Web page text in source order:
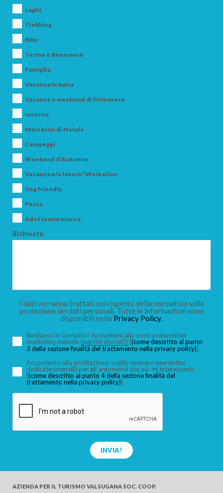
ADULTI
CERCA
Laghi
Trekking
Bike
Terme e Benessere
Famiglia
Vacanza in baita
Vacanze e weekend di Primavera
Inverno
Mercatini di Natale
Campeggi
Weekend d'Autunno
Vacanza e/o lavoro? Workation
Dog friendly
Pesca
Adotta una mucca
Richiesta
I dati verranno trattati nel rispetto della normativa sulla
protezione dei dati personali. Tutte le informazioni sono
disponibili nella Privacy Policy.
Restiamo in contatto! Iscrivetemi alla vostra newsletter
marketing mensile (perché dovrei?) [(come descritto al punto
3 della sezione finalità del trattamento nella privacy policy)]
Acconsento alla profilazione: voglio ricevere newsletter
dedicate (mensili) per gli argomenti che più mi interessano,
[(come descritto al punto 4 della sezione finalità del
trattamento nella privacy policy)]
INVIA!
AZIENDA PER IL TURISMO VALSUGANA SOC. COOP.